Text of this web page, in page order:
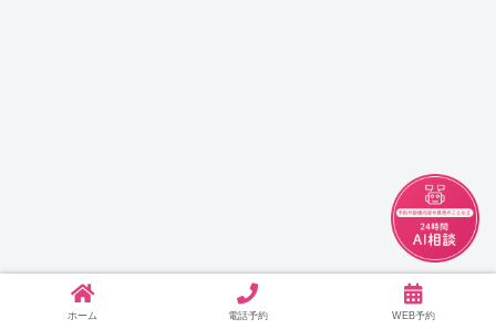
ホーム 電話予約 WEB予約
チャット